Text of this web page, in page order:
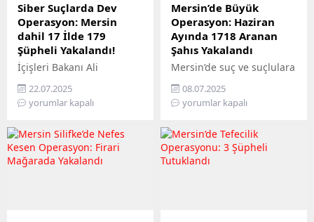
Siber Suçlarda Dev
Operasyon: Mersin
dahil 17 İlde 179
Şüpheli Yakalandı!
İçişleri Bakanı Ali
Yerlikaya, Türkiye
genelinde siber suçlara
karşı yürütülen
başarıya imza atıldığını
duyurdu. Bakan
Yerlikaya’nın sosyal medya
22.07.2025
yorumlar kapalı
Mersin’de Büyük
Operasyon: Haziran
Ayında 1718 Aranan
Şahıs Yakalandı
Mersin’de suç ve suçlulara
geçit yok! Mersin İl
Emniyet Müdürlüğü
Asayiş Şube Müdürlüğü
boyunca yürüttükleri
kararlı çalışmalarla toplam
1718 aranan şahsı
08.07.2025
yorumlar kapalı